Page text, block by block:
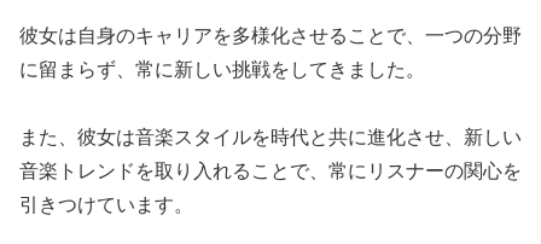
彼女は自身のキャリアを多様化させることで、一つの分野
に留まらず、常に新しい挑戦をしてきました。
また、彼女は音楽スタイルを時代と共に進化させ、新しい
音楽トレンドを取り入れることで、常にリスナーの関心を
引きつけています。